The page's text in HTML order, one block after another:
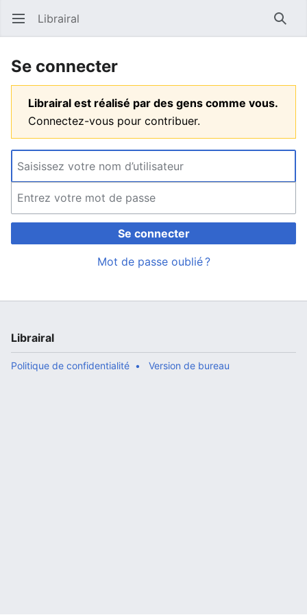
Ouvrir le menu principal Librairal
Se connecter
Librairal est réalisé par des gens comme vous.
Connectez-vous pour contribuer.
Se connecter
Mot de passe oublié ?
Librairal
Politique de confidentialité Version de bureau